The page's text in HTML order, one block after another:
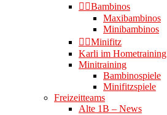
👉🏻Bambinos
Maxibambinos
Minibambinos
👉🏻Minifitz
Karli im Hometraining
Minitraining
Bambinospiele
Minifitzspiele
Freizeitteams
Alte 1B – News